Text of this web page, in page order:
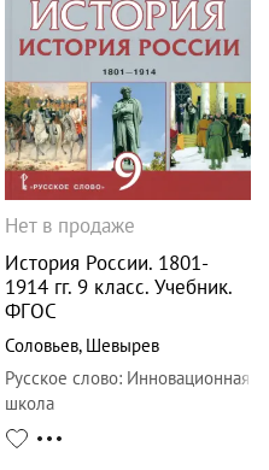
Нет в продаже
История России. 1801-
1914 гг. 9 класс. Учебник.
ФГОС
Соловьев, Шевырев
Русское слово: Инновационная
школа